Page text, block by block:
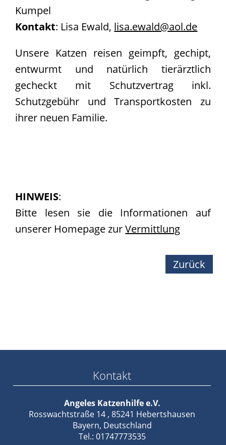
Kumpel
Kontakt: Lisa Ewald, lisa.ewald@aol.de
Unsere Katzen reisen geimpft, gechipt,
entwurmt und natürlich tierärztlich
gecheckt mit Schutzvertrag inkl.
Schutzgebühr und Transportkosten zu
ihrer neuen Familie.
HINWEIS:
Bitte lesen sie die Informationen auf
unserer Homepage zurVermittlung
Zurück
Kontakt
Angeles Katzenhilfe e.V.
Rosswachtstraße 14 , 85241 Hebertshausen
Bayern, Deutschland
Tel.: 01747773535